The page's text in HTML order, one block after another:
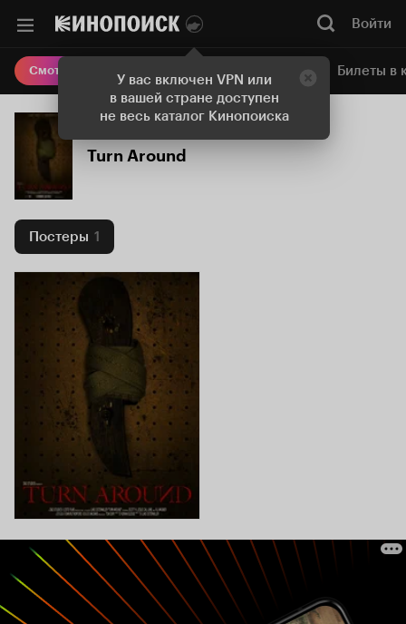
У вас включен VPN или
в вашей стране доступен
не весь каталог Кинопоиска
Войти
Смотреть кино Онлайн-кинотеатр Билеты в
Turn Around
Постеры 1